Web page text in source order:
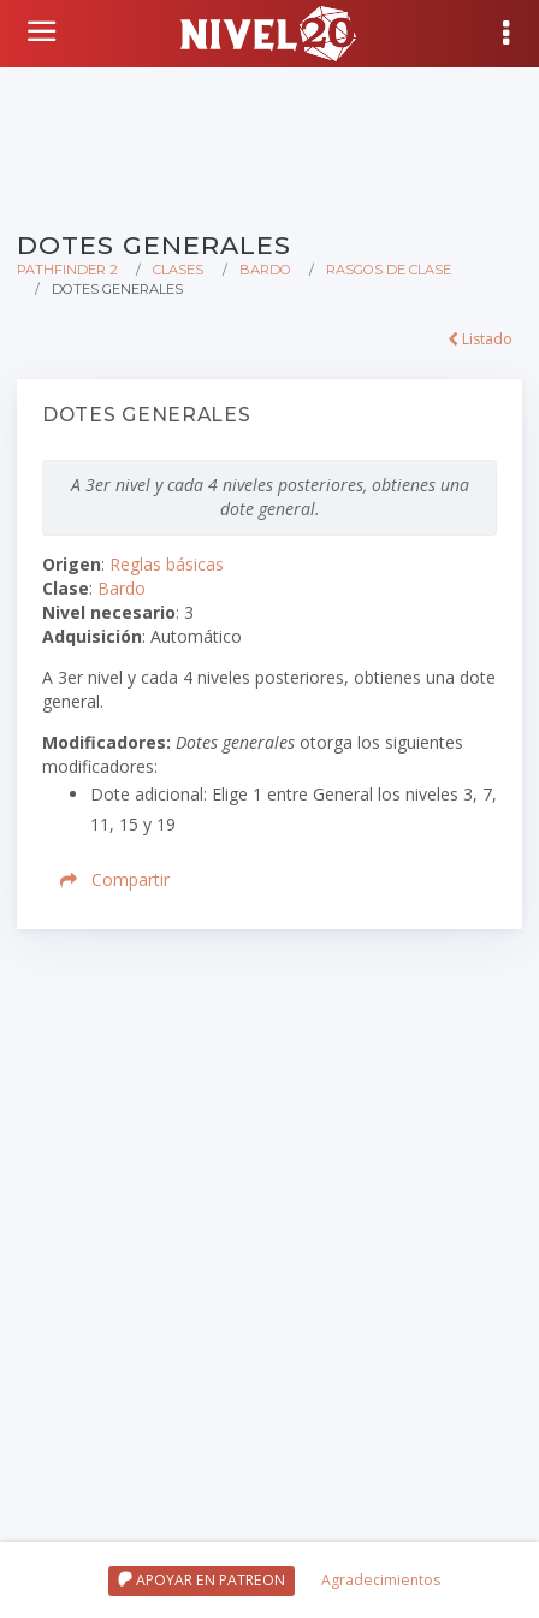
DOTES GENERALES
PATHFINDER 2 CLASES BARDO
RASGOS DE CLASE
DOTES GENERALES
Listado
DOTES GENERALES
A 3er nivel y cada 4 niveles posteriores, obtienes una
dote general.
Origen: Reglas básicas
Clase: Bardo
Nivel necesario: 3
Adquisición: Automático
A 3er nivel y cada 4 niveles posteriores, obtienes una dote
general.
Modificadores: Dotes generales otorga los siguientes
modificadores:
Dote adicional: Elige 1 entre General los niveles 3, 7,
11, 15 y 19
Compartir
APOYAR EN PATREON Agradecimientos